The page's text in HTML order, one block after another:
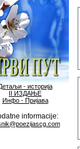
- историја
II ИЗДАЊЕ
Инфо - Пријава
informacije: